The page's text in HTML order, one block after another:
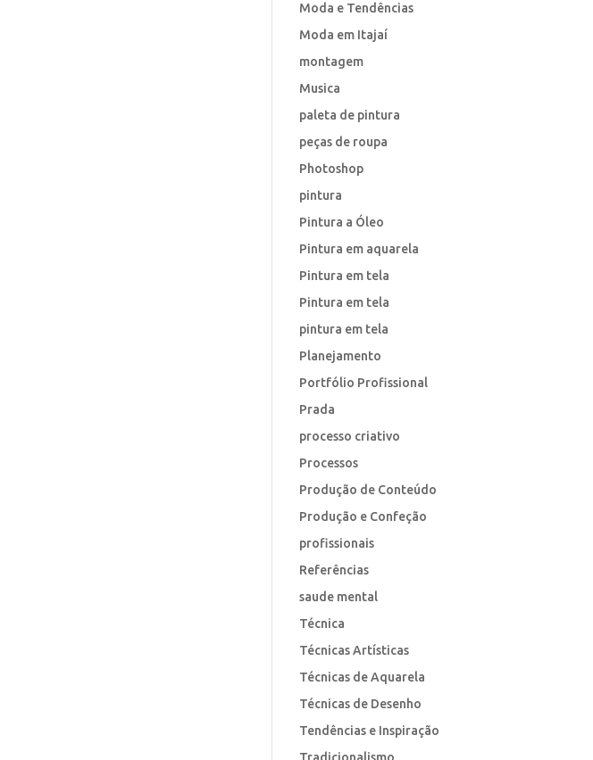
Moda e Tendências
Moda em Itajaí
montagem
Musica
paleta de pintura
peças de roupa
Photoshop
pintura
Pintura a Óleo
Pintura em aquarela
Pintura em tela
Pintura em tela
pintura em tela
Planejamento
Portfólio Profissional
Prada
processo criativo
Processos
Produção de Conteúdo
Produção e Confeção
profissionais
Referências
saude mental
Técnica
Técnicas Artísticas
Técnicas de Aquarela
Técnicas de Desenho
Tendências e Inspiração